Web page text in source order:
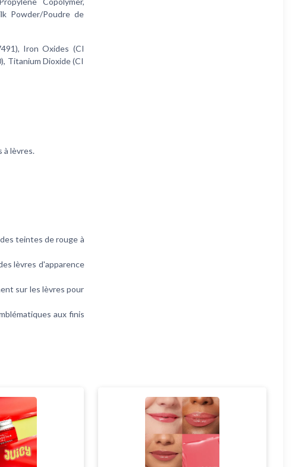
Powder/Poudre de
Iron Oxides (CI
Titanium Dioxide (CI
à lèvres.
teintes de rouge à
lèvres d'apparence
sur les lèvres pour
aux finis